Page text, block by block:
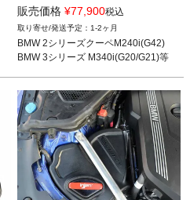
SP1140WB
2T14：injSP1140WB
販売価格 ¥77,900税込
1-2ヶ月
BMW 2シリーズクーペM240i(G42)
BMW 3シリーズ M340i(G20/G21)等